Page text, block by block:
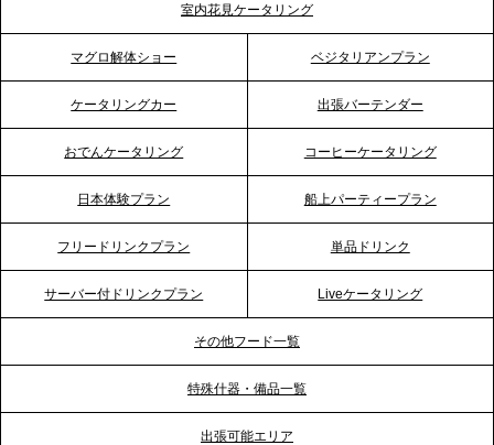
2026.4.21
プレスリリースのご案内｜「温かな食」が会話のス
イッチに。新入社員研修で《食体験としてのケータ
プレスリリースのご案内｜ケータリングのセカンド
テーブル、横浜事務所を新設。神奈川エリアのサー
ビス提供体制を強化し、質の高い「場づくり」をサ
TBS「Nスタ」で、2ndTable「1DISH」の花見オー
室内花見ケータリング
マグロ解体ショー ベジタリアンプラン
ケータリングカー 出張バーテンダー
おでんケータリング コーヒーケータリング
日本体験プラン 船上パーティープラン
フリードリンクプラン 単品ドリンク
サーバー付ドリンクプラン Liveケータリング
その他フード一覧
特殊什器・備品一覧
出張可能エリア